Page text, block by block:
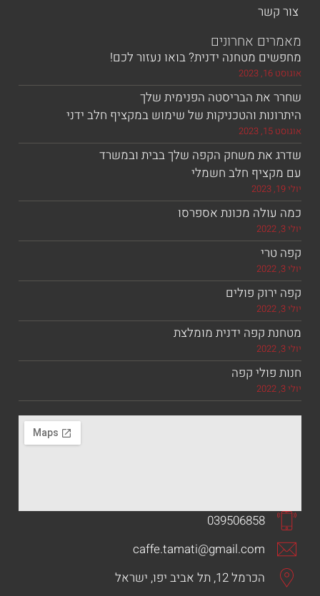
אחרונים
מטחנה ידנית? בואו נעזור לכם!
הבריסטה הפנימית שלך
והטכניקות של שימוש במקציף חלב ידני
משחק הקפה שלך בבית ובמשרד
חלב חשמלי
מכונת אספרסו
פולים
קפה ידנית מומלצת
קפה
039506858
caffe.tamati@gmail.com
הכרמל 12, תל אביב יפו, ישראל